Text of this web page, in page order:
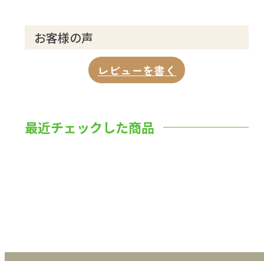
お客様の声
レビューを書く
最近チェックした商品